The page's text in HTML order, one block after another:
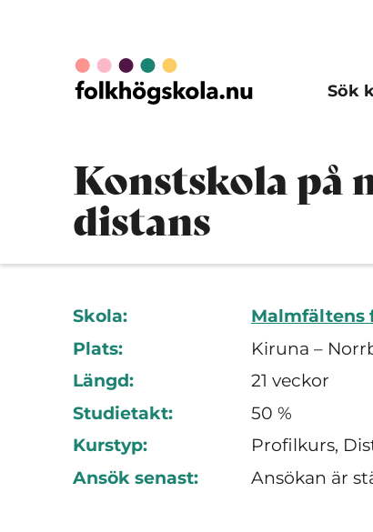
Sök
Konstskola på
distans
Skola:
Malmfältens
Plats:
Kiruna –
Längd:
21 veckor
Studietakt:
50 %
Kurstyp:
Profilkurs,
Ansök senast:
Ansökan är